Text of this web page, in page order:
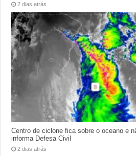
2 dias atrás
Centro de ciclone fica sobre o oceano e
informa Defesa Civil
2 dias atrás